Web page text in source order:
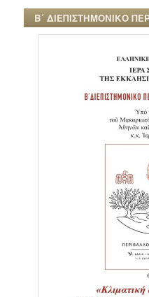
Β΄ ΔΙΕΠΙΣΤΗΜΟΝΙΚΟ